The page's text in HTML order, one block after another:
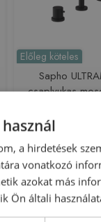
Előleg köteles
Sapho
csaplyukas
Cikkszám:
202 000 Ft
a hirdetések
vonatkozó
azokat más
Ön általi